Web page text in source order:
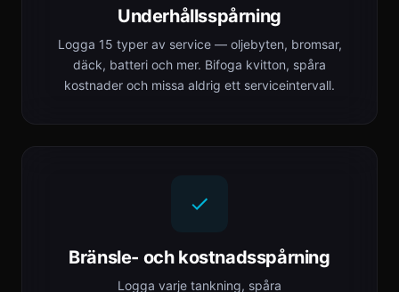
Underhållsspårning
Logga 15 typer av service — oljebyten, bromsar,
däck, batteri och mer. Bifoga kvitton, spåra
kostnader och missa aldrig ett serviceintervall.
Bränsle- och kostnadsspårning
Logga varje tankning, spåra